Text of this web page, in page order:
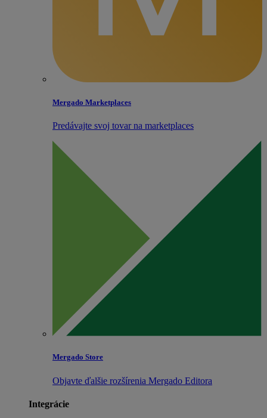
Mergado Marketplaces
Predávajte svoj tovar na marketplaces
Mergado Store
Objavte ďalšie rozšírenia Mergado Editora
Integrácie